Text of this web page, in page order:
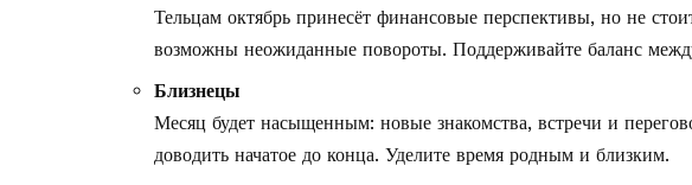
Тельцам октябрь принесёт финансовые перспективы, но не
возможны неожиданные повороты. Поддерживайте баланс
Близнецы
Месяц будет насыщенным: новые знакомства, встречи и
доводить начатое до конца. Уделите время родным и близким.